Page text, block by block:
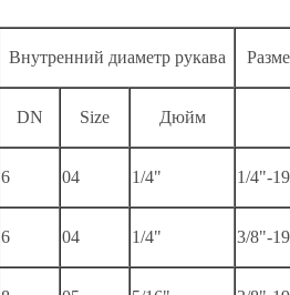
Внутренний диаметр рукава
DN Size Дюйм
6 04 1/4" 1/4"-19
6 04 1/4" 3/8"-19